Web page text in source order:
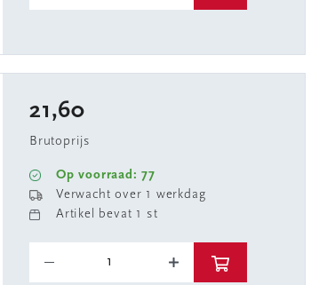
21,60
Brutoprijs
Op voorraad: 77
Verwacht over 1 werkdag
Artikel bevat 1 st